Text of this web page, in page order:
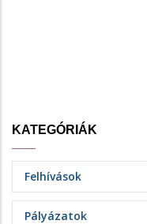
KATEGÓRIÁK
Felhívások
Pályázatok